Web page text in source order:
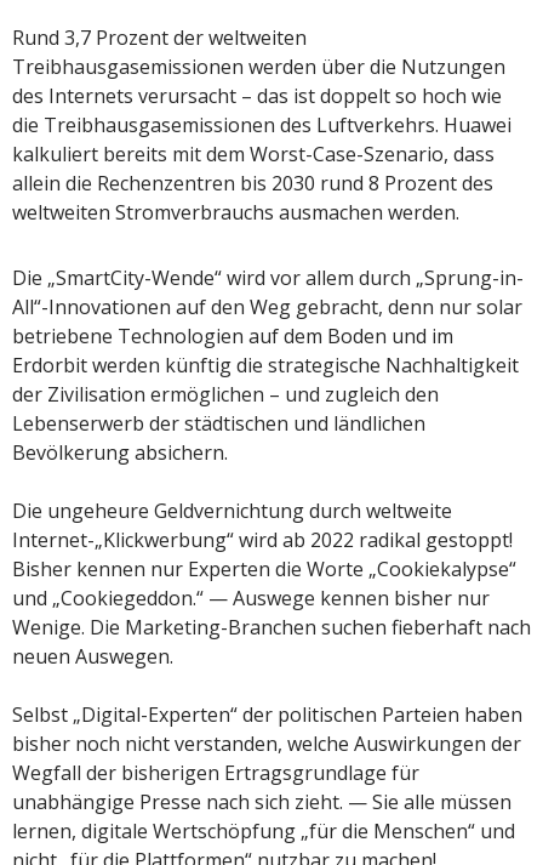
Rund 3,7 Prozent der weltweiten
Treibhausgasemissionen werden über die Nutzungen
des Internets verursacht – das ist doppelt so hoch wie
die Treibhausgasemissionen des Luftverkehrs. Huawei
kalkuliert bereits mit dem Worst-Case-Szenario, dass
allein die Rechenzentren bis 2030 rund 8 Prozent des
weltweiten Stromverbrauchs ausmachen werden.
Die „SmartCity-Wende“ wird vor allem durch „Sprung-in-
All“-Innovationen auf den Weg gebracht, denn nur solar
betriebene Technologien auf dem Boden und im
Erdorbit werden künftig die strategische Nachhaltigkeit
der Zivilisation ermöglichen – und zugleich den
Lebenserwerb der städtischen und ländlichen
Bevölkerung absichern.
Die ungeheure Geldvernichtung durch weltweite
Internet-„Klickwerbung“ wird ab 2022 radikal gestoppt!
Bisher kennen nur Experten die Worte „Cookiekalypse“
und „Cookiegeddon.“ — Auswege kennen bisher nur
Wenige. Die Marketing-Branchen suchen fieberhaft nach
neuen Auswegen.
Selbst „Digital-Experten“ der politischen Parteien haben
bisher noch nicht verstanden, welche Auswirkungen der
Wegfall der bisherigen Ertragsgrundlage für
unabhängige Presse nach sich zieht. — Sie alle müssen
lernen, digitale Wertschöpfung „für die Menschen“ und